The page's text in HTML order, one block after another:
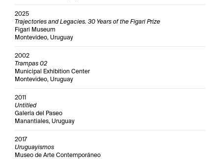
2025
Trajectories and Legacies. 30 Years of the Figari Prize
Figari Museum
Montevideo, Uruguay
2002
Trampas 02
Municipal Exhibition Center
Montevideo, Uruguay
2011
Untitled
Galería del Paseo
Manantiales, Uruguay
2017
Uruguayismos
Museo de Arte Contemporáneo